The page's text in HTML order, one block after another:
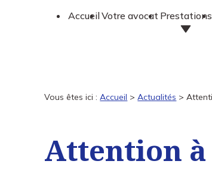
AccueilVotre avocat Prestations
Vous êtes ici : Accueil >Actualités >
Attention